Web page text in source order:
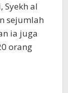
Syekh al
sejumlah
ia juga
orang